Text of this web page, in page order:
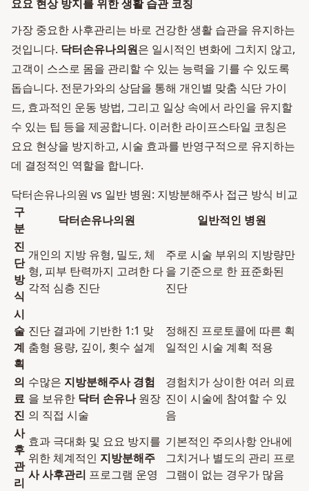
요요 현상 방지를 위한 생활 습관 코칭
가장 중요한 사후관리는 바로 건강한 생활 습관을 유지하는
것입니다. 닥터손유나의원은 일시적인 변화에 그치지 않고,
고객이 스스로 몸을 관리할 수 있는 능력을 기를 수 있도록
돕습니다. 전문가와의 상담을 통해 개인별 맞춤 식단 가이
드, 효과적인 운동 방법, 그리고 일상 속에서 라인을 유지할
수 있는 팁 등을 제공합니다. 이러한 라이프스타일 코칭은
요요 현상을 방지하고, 시술 효과를 반영구적으로 유지하는
데 결정적인 역할을 합니다.
닥터손유나의원 vs 일반 병원: 지방분해주사 접근 방식 비교
구
분
닥터손유나의원
일반적인 병원
진
단
방
식
개인의 지방 유형, 밀도, 체
형, 피부 탄력까지 고려한 다
각적 심층 진단
주로 시술 부위의 지방량만
을 기준으로 한 표준화된
진단
시
술
계
획
진단 결과에 기반한 1:1 맞
춤형 용량, 깊이, 횟수 설계
정해진 프로토콜에 따른 획
일적인 시술 계획 적용
의
료
진
수많은 지방분해주사 경험
을 보유한 닥터 손유나원장
의 직접 시술
경험치가 상이한 여러 의료
진이 시술에 참여할 수 있
음
사
후
관
리
효과 극대화 및 요요 방지를
위한 체계적인 지방분해주
사 사후관리 프로그램 운영
기본적인 주의사항 안내에
그치거나 별도의 관리 프로
그램이 없는 경우가 많음